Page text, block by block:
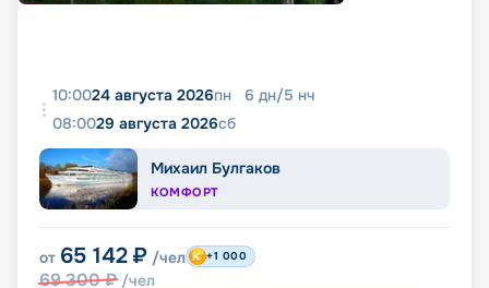
10:0024 августа 2026пн 6 дн/5 нч
08:0029 августа 2026сб
Михаил Булгаков
КОМФОРТ
от 65 142 ₽ /чел
69 300₽ /чел
+1 000